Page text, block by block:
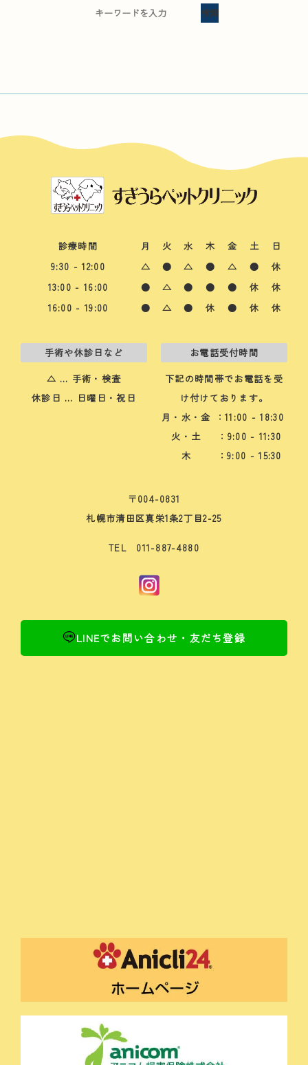
検索
診療時間 月 火 水 木 金 土
日
9:30 - 12:00
△ ● △ ● △ ●
休
13:00 - 16:00
● △ ● ● ● 休
休
16:00 - 19:00
● △ ● 休 ● 休 休
手術や休診日など
△ … 手術・検査
休診日 … 日曜日・祝日
お電話受付時間
下記の時間帯でお電話を受
け付けております。
月・水・金
：11:00 - 18:30
火・土
：9:00 - 11:30
木
：9:00 - 15:30
〒004-0831
札幌市清田区真栄1条2丁目2-25
TEL 011-887-4880
LINEでお問い合わせ・友だち登録